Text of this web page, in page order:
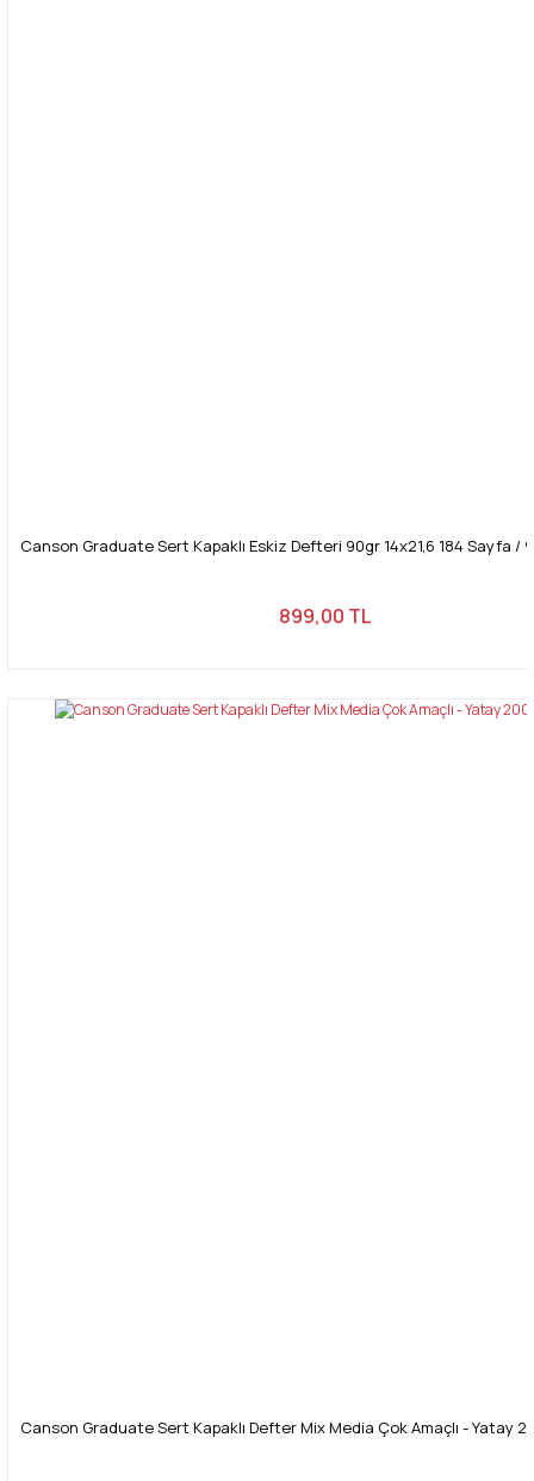
Canson Graduate Sert Kapaklı Eskiz Defteri 90gr 14x21,6 184 Sayfa /
899,00 TL
Canson Graduate Sert Kapaklı Defter Mix Media Çok Amaçlı - Yatay